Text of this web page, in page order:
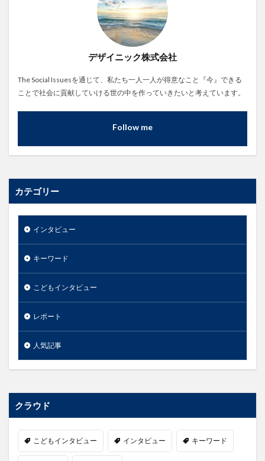
デザイニック株式会社
The Social Issuesを通じて、私たち一人一人が得意なこと『今』できる
ことで社会に貢献していける世の中を作っていきたいと考えています。
Follow me
カテゴリー
インタビュー
キーワード
こどもインタビュー
レポート
人気記事
クラウド
こどもインタビュー インタビュー キーワード